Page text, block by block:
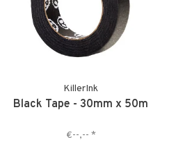
KillerInk
Black Tape - 30mm x 50m
€--,-- *